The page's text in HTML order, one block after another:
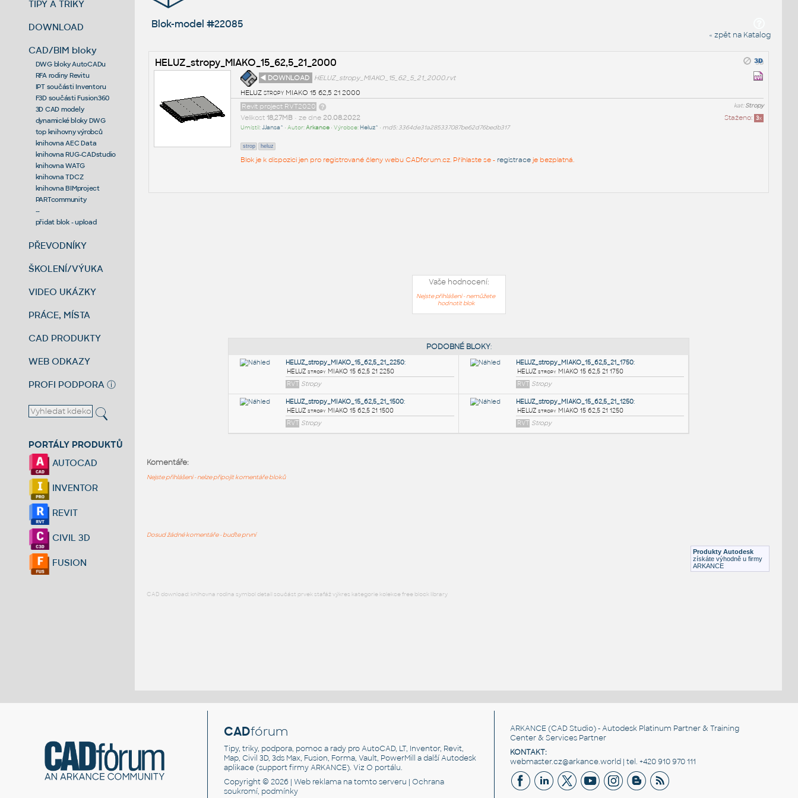
TIPY A TRIKY
DOWNLOAD
CAD/BIM bloky
DWG bloky AutoCADu
RFA rodiny Revitu
IPT součásti Inventoru
F3D součásti Fusion360
3D CAD modely
dynamické bloky DWG
top knihovny výrobců
knihovna AEC Data
knihovna RUG-CADstudio
knihovna WATG
knihovna TDCZ
knihovna BIMproject
PARTcommunity
--
přidat blok - upload
PŘEVODNÍKY
ŠKOLENÍ/VÝUKA
VIDEO UKÁZKY
PRÁCE, MÍSTA
CAD PRODUKTY
WEB ODKAZY
PROFI PODPORA ⓘ
PORTÁLY PRODUKTŮ
AUTOCAD
INVENTOR
REVIT
CIVIL 3D
FUSION
Blok-model #22085
« zpět na Katalog
HELUZ_stropy_MIAKO_15_62,5_21_2000
◄ DOWNLOAD
HELUZ_stropy_MIAKO_15_62_5_21_2000.rvt
HELUZ stropy MIAKO 15 62,5 21 2000
kat:Stropy
Revit project RVT2020
Staženo: 3x
Velikost 18,27MB• ze dne 20.08.2022
Umístil:JJansa^ • Autor:Arkance• Výrobce: Heluz^ • md5: 3364de31a285337087be62d76bedb317
strop heluz
Blok je k dispozici jen pro registrované členy webu CADforum.cz. Přihlaste se - registraceje bezplatná.
Vaše hodnocení:
Nejste přihlášeni - nemůžete
hodnotit blok
Produkty Autodesk
získáte výhodně u firmy
ARKANCE
Komentáře:
Nejste přihlášeni - nelze připojit komentáře bloků
Dosud žádné komentáře - buďte první
CAD download: knihovna rodina symbol detail součást prvek stafáž výkres kategorie kolekce free block library
CADfórum
Tipy, triky, podpora, pomoc a rady pro AutoCAD, LT, Inventor, Revit,
Map, Civil 3D, 3ds Max, Fusion, Forma, Vault, PowerMill a další Autodesk
aplikace (support firmy ARKANCE). VizO portálu.
Copyright © 2026 |Web reklama na tomto serveru |Ochrana
soukromí, podmínky
ARKANCE (CAD Studio) - Autodesk Platinum Partner & Training
Center & Services Partner
KONTAKT:
webmaster.cz@arkance.world | tel. +420 910 970 111